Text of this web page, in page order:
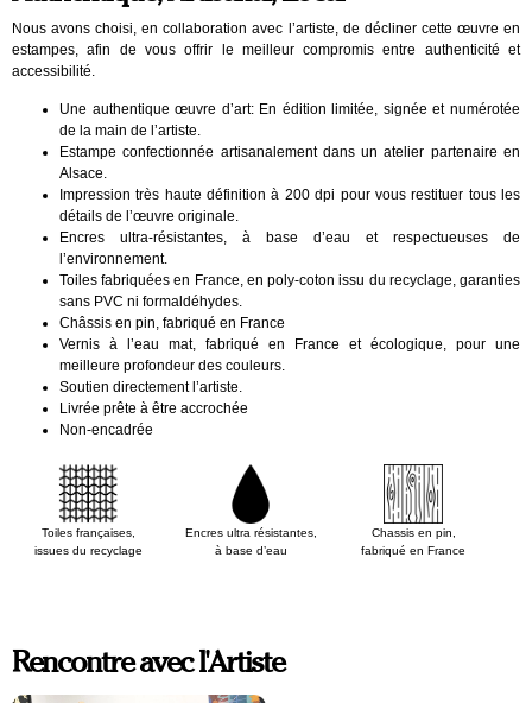
Nous avons choisi, en collaboration avec l’artiste, de décliner cette œuvre en
estampes, afin de vous offrir le meilleur compromis entre authenticité et
accessibilité.
Une authentique œuvre d’art: En édition limitée, signée et numérotée
de la main de l’artiste.
Estampe confectionnée artisanalement dans un atelier partenaire en
Alsace.
Impression très haute définition à 200 dpi pour vous restituer tous les
détails de l’œuvre originale.
Encres ultra-résistantes, à base d’eau et respectueuses de
l’environnement.
Toiles fabriquées en France, en poly-coton issu du recyclage, garanties
sans PVC ni formaldéhydes.
Châssis en pin, fabriqué en France
Vernis à l’eau mat, fabriqué en France et écologique, pour une
meilleure profondeur des couleurs.
Soutien directement l’artiste.
Livrée prête à être accrochée
Non-encadrée
Toiles françaises,
issues du recyclage
Chassis en pin,
fabriqué en France
Encres ultra résistantes,
à base d’eau
Rencontre avec l'Artiste